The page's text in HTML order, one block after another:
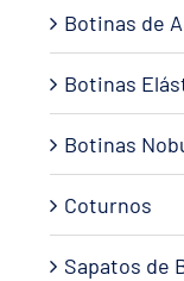
Botinas de
Botinas
Botinas
Coturnos
Sapatos de